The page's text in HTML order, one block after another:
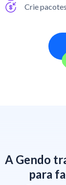
Crie
A Gendo
para